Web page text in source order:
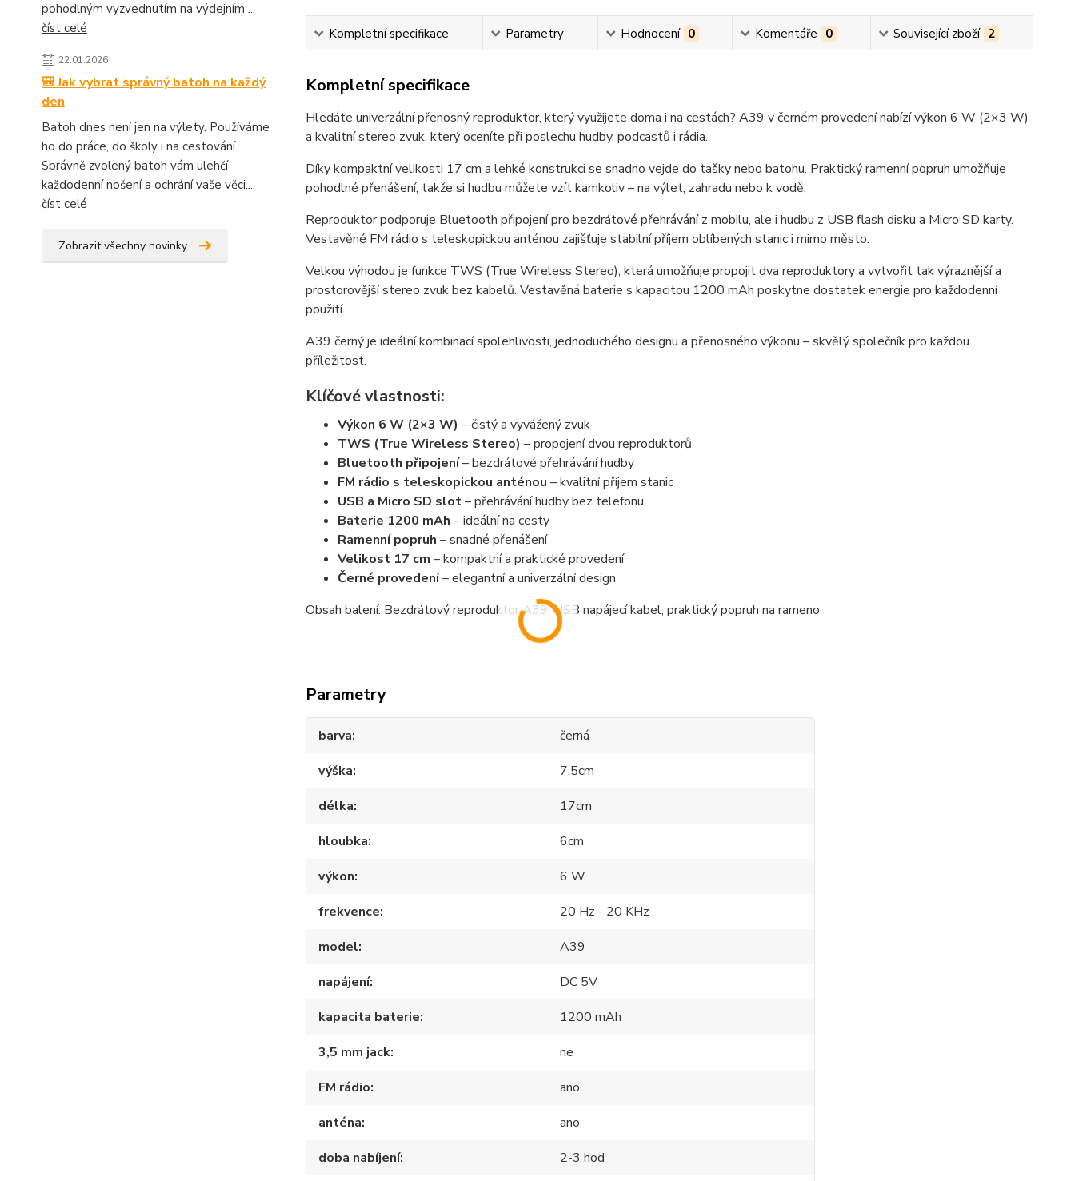
pohodlným vyzvednutím na výdejním ...
číst celé
22.01.2026
🎒 Jak vybrat správný batoh na každý
den
Batoh dnes není jen na výlety. Používáme
ho do práce, do školy i na cestování.
Správně zvolený batoh vám ulehčí
každodenní nošení a ochrání vaše věci....
číst celé
Zobrazit všechny novinky
Kompletní specifikace Parametry Hodnocení 0 Komentáře 0 Související zboží 2
Kompletní specifikace
Hledáte univerzální přenosný reproduktor, který využijete doma i na cestách? A39 v černém provedení nabízí výkon 6 W (2×3 W)
a kvalitní stereo zvuk, který oceníte při poslechu hudby, podcastů i rádia.
Díky kompaktní velikosti 17 cm a lehké konstrukci se snadno vejde do tašky nebo batohu. Praktický ramenní popruh umožňuje
pohodlné přenášení, takže si hudbu můžete vzít kamkoliv – na výlet, zahradu nebo k vodě.
Reproduktor podporuje Bluetooth připojení pro bezdrátové přehrávání z mobilu, ale i hudbu z USB flash disku a Micro SD karty.
Vestavěné FM rádio s teleskopickou anténou zajišťuje stabilní příjem oblíbených stanic i mimo město.
Velkou výhodou je funkce TWS (True Wireless Stereo), která umožňuje propojit dva reproduktory a vytvořit tak výraznější a
prostorovější stereo zvuk bez kabelů. Vestavěná baterie s kapacitou 1200 mAh poskytne dostatek energie pro každodenní
použití.
A39 černý je ideální kombinací spolehlivosti, jednoduchého designu a přenosného výkonu – skvělý společník pro každou
příležitost.
Klíčové vlastnosti:
Výkon 6 W (2×3 W) – čistý a vyvážený zvuk
TWS (True Wireless Stereo) – propojení dvou reproduktorů
Bluetooth připojení– bezdrátové přehrávání hudby
FM rádio s teleskopickou anténou – kvalitní příjem stanic
USB a Micro SD slot– přehrávání hudby bez telefonu
Baterie 1200 mAh – ideální na cesty
Ramenní popruh – snadné přenášení
Velikost 17 cm – kompaktní a praktické provedení
Černé provedení– elegantní a univerzální design
Obsah balení: Bezdrátový reproduktor A39, USB napájecí kabel, praktický popruh na rameno
Parametry
barva
černá
výška
7.5cm
délka
17cm
hloubka
6cm
výkon
6 W
frekvence
20 Hz - 20 KHz
model
A39
napájení
DC 5V
kapacita baterie
1200 mAh
3,5 mm jack
ne
FM rádio
ano
anténa
ano
doba nabíjení
2-3 hod